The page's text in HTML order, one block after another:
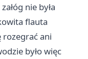
nie była
flauta
rozegrać ani
było więc